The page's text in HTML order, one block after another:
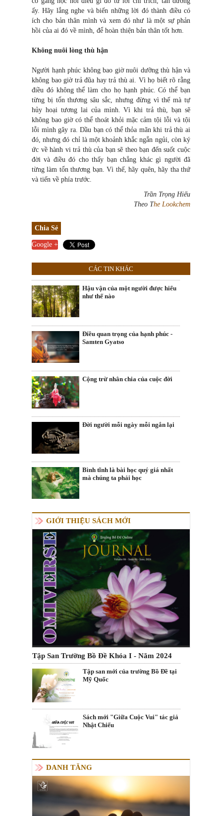
ấy. Hãy lắng nghe và biến những lời đó thành điều có
ích cho bản thân mình và xem đó như là một sự phản
hồi của ai đó về mình, để hoàn thiện bản thân tốt hơn.
Không nuôi lòng thù hận
Người hạnh phúc không bao giờ nuôi dưỡng thù hận và
không bao giờ trả đũa hay trả thù ai. Vì họ biết rõ rằng
điều đó không thể làm cho họ hạnh phúc. Có thể bạn
từng bị tổn thương sâu sắc, nhưng đừng vì thế mà tự
hủy hoại tương lai của mình. Vì khi trả thù, bạn sẽ
không bao giờ có thể thoát khỏi mặc cảm tội lỗi và tội
lỗi mình gây ra. Dầu bạn có thể thỏa mãn khi trả thù ai
đó, nhưng đó chỉ là một khoảnh khắc ngắn ngủi, còn ký
ức về hành vi trả thù của bạn sẽ theo bạn đến suốt cuộc
đời và điều đó cho thấy bạn chẳng khác gì người đã
từng làm tổn thương bạn. Vì thế, hãy quên, hãy tha thứ
và tiến về phía trước.
Trần Trọng Hiếu
Theo The Lookchem
Chia Sẻ
Google +
CÁC TIN KHÁC
Hậu vận của một người được hiểu
như thế nào
Điều quan trọng của hạnh phúc -
Samten Gyatso
Cộng trừ nhân chia của cuộc đời
Đời người mỗi ngày mỗi ngắn lại
Bình tĩnh là bài học quý giá nhất
mà chúng ta phải học
GIỚI THIỆU SÁCH MỚI
Tập San Trường Bồ Đề Khóa I - Năm 2024
Tập san mới của trường Bồ Đề tại
Mỹ Quốc
Sách mới "Giữa Cuộc Vui" tác giả
Nhật Chiếu
DANH TĂNG